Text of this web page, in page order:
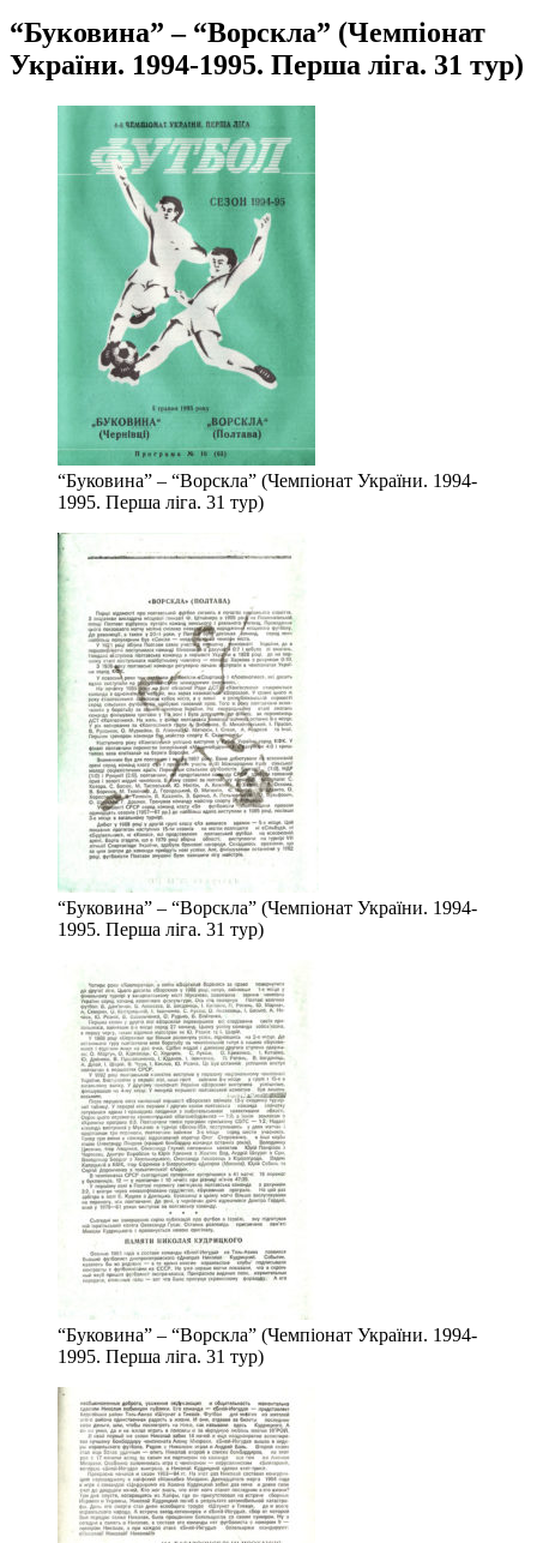
“Буковина” – “Ворскла” (Чемпіонат
України. 1994-1995. Перша ліга. 31 тур)
“Буковина” – “Ворскла” (Чемпіонат України. 1994-
1995. Перша ліга. 31 тур)
“Буковина” – “Ворскла” (Чемпіонат України. 1994-
1995. Перша ліга. 31 тур)
“Буковина” – “Ворскла” (Чемпіонат України. 1994-
1995. Перша ліга. 31 тур)